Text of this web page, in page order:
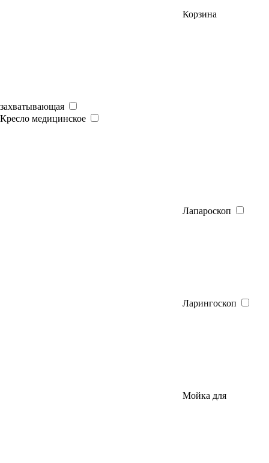
Корзина
захватывающая
Кресло медицинское
Лапароскоп
Ларингоскоп
Мойка для